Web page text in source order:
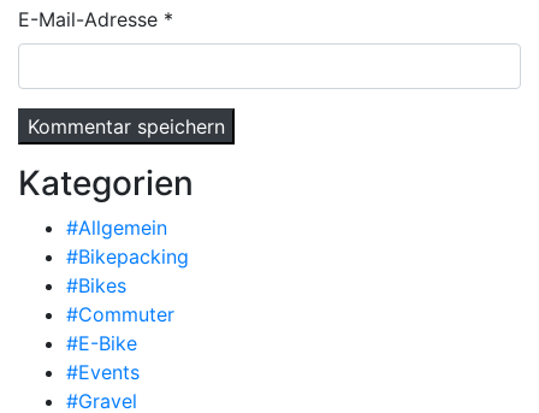
E-Mail-Adresse *
Kategorien
#Allgemein
#Bikepacking
#Bikes
#Commuter
#E-Bike
#Events
#Gravel